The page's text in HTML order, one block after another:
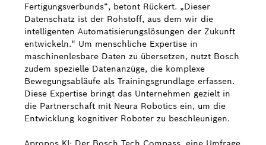
Fertigungsverbunds“, betont Rückert. „Dieser
Datenschatz ist der Rohstoff, aus dem wir die
intelligenten Automatisierungslösungen der Zukunft
entwickeln.“ Um menschliche Expertise in
maschinenlesbare Daten zu übersetzen, nutzt Bosch
zudem spezielle Datenanzüge, die komplexe
Bewegungsabläufe als Trainingsgrundlage erfassen.
Diese Expertise bringt das Unternehmen gezielt in
die Partnerschaft mit Neura Robotics ein, um die
Entwicklung kognitiver Roboter zu beschleunigen.